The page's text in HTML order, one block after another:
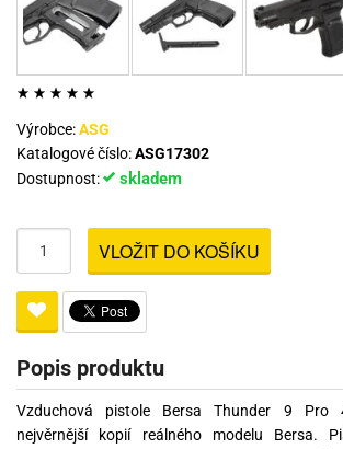
Výrobce:ASG
Katalogové číslo:ASG17302
Dostupnost:
skladem
VLOŽIT DO KOŠÍKU
Popis produktu
Vzduchová pistole Bersa Thunder 9 Pro
nejvěrnější kopií reálného modelu Bersa.